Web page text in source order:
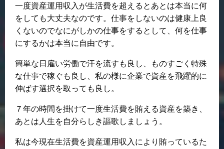
一度資産運用収入が生活費を超えるとあとは本当に何
をしても大丈夫なのです。仕事をしないのは健康上良
くないのでなにがしかの仕事をするとして、何を仕事
にするかは本当に自由です。
簡単な日雇い労働で汗を流すも良し、ものすごく特殊
な仕事で稼ぐも良し、私の様に企業で資産を飛躍的に
伸ばす選択を取っても良し。
７年の時間を掛けて一度生活費を賄える資産を築き、
あとは人生を自分らしき謳歌しましょう。
私は今現在生活費を資産運用収入により賄っているた